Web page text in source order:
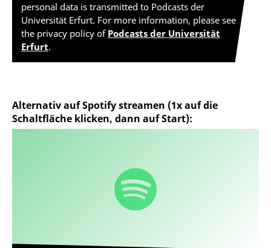
personal data is transmitted to Podcasts der
Universität Erfurt. For more information, please see
the privacy policy of Podcasts der Universität
Erfurt.
Alternativ auf Spotify streamen (1x auf die
Schaltfläche klicken, dann auf Start):